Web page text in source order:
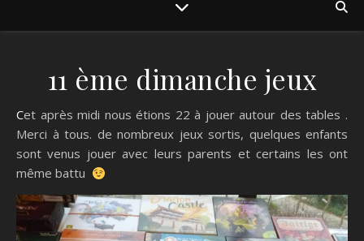
11 ème dimanche jeux
Cet après midi nous étions 22 à jouer autour des tables .
Merci à tous. de nombreux jeux sortis, quelques enfants
sont venus jouer avec leurs parents et certains les ont
même battu